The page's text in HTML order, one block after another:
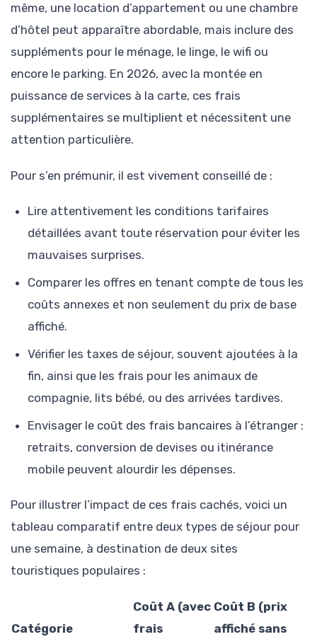
même, une location d’appartement ou une chambre
d’hôtel peut apparaître abordable, mais inclure des
suppléments pour le ménage, le linge, le wifi ou
encore le parking. En 2026, avec la montée en
puissance de services à la carte, ces frais
supplémentaires se multiplient et nécessitent une
attention particulière.
Pour s’en prémunir, il est vivement conseillé de :
Lire attentivement les conditions tarifaires
détaillées avant toute réservation pour éviter les
mauvaises surprises.
Comparer les offres en tenant compte de tous les
coûts annexes et non seulement du prix de base
affiché.
Vérifier les taxes de séjour, souvent ajoutées à la
fin, ainsi que les frais pour les animaux de
compagnie, lits bébé, ou des arrivées tardives.
Envisager le coût des frais bancaires à l’étranger :
retraits, conversion de devises ou itinérance
mobile peuvent alourdir les dépenses.
Pour illustrer l’impact de ces frais cachés, voici un
tableau comparatif entre deux types de séjour pour
une semaine, à destination de deux sites
touristiques populaires :
Catégorie
Coût A (avec
frais
Coût B (prix
affiché sans